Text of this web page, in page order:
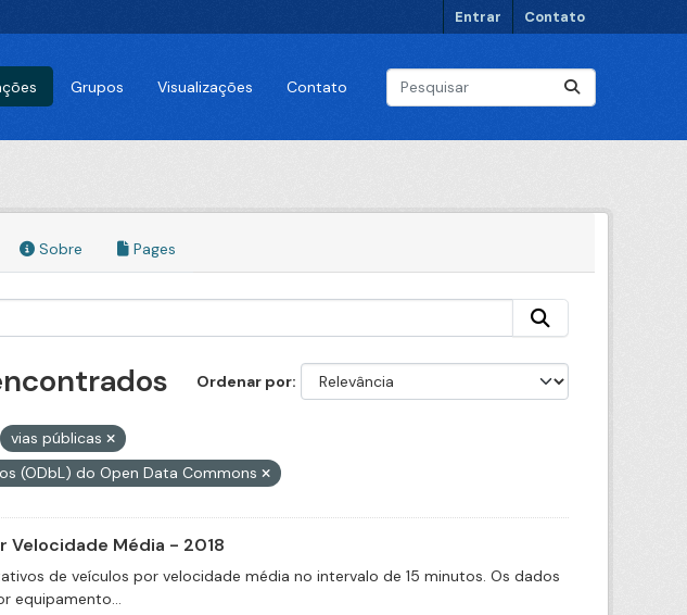
Entrar Contato
Grupos Visualizações Contato
Sobre Pages
Ordenar por
vias públicas
(ODbL) do Open Data Commons
Média - 2018
de veículos por velocidade média no intervalo de 15 minutos. Os dados
equipamento...